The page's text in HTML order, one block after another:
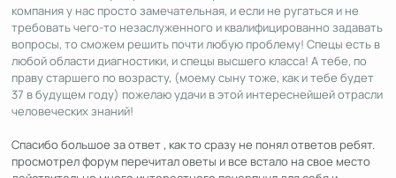
компания у нас просто замечательная, и если не ругаться и не
требовать чего-то незаслуженного и квалифицированно задавать
вопросы, то сможем решить почти любую проблему! Спецы есть в
любой области диагностики, и спецы высшего класса! А тебе, по
праву старшего по возрасту, (моему сыну тоже, как и тебе будет
37 в будущем году) пожелаю удачи в этой интереснейшей отрасли
человеческих знаний!
Спасибо большое за ответ , как то сразу не понял ответов ребят.
просмотрел форум перечитал оветы и все встало на свое место